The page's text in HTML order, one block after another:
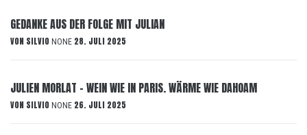
GEDANKE AUS DER FOLGE MIT JULIAN
VON SILVIO NONE 28. JULI 2025
JULIEN MORLAT – WEIN WIE IN PARIS. WÄRME WIE DAHOAM
VON SILVIO NONE 26. JULI 2025